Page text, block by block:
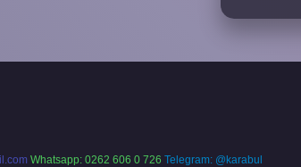
Whatsapp: 0262 606 0 726 Telegram: @karabul